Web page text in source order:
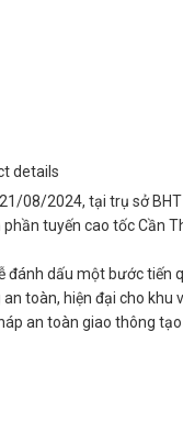
details
08/2024, tại trụ sở
tuyến cao tốc Cần
đánh dấu một bước tiến
toàn, hiện đại cho khu
an toàn giao thông